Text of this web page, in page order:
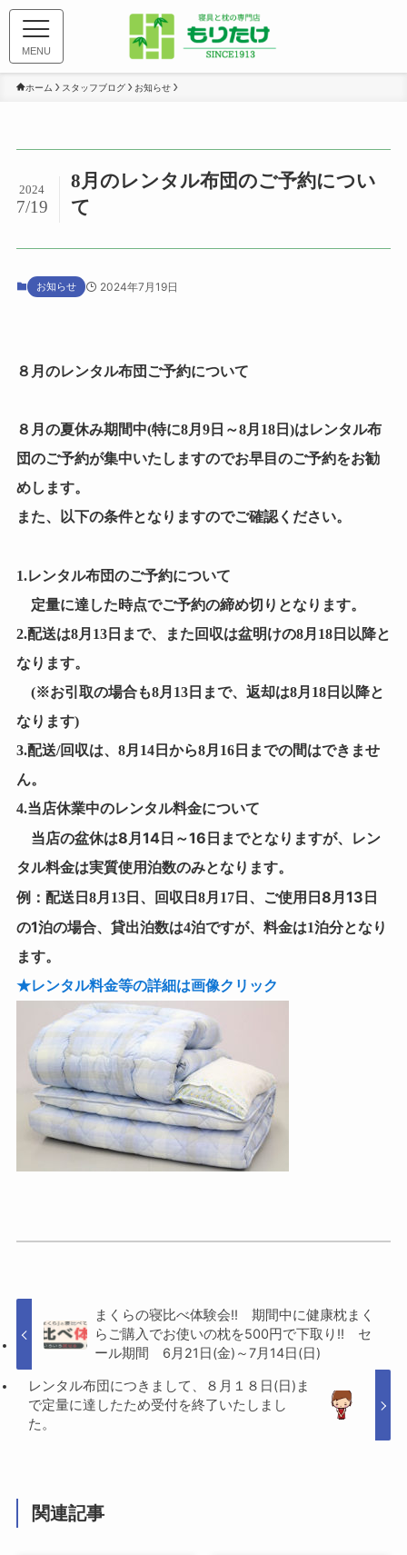
MENU
ホーム スタッフブログ お知らせ
8月のレンタル布団のご予約につい
て
2024
7/19
お知らせ 2024年7月19日
８月のレンタル布団ご予約について
８月の夏休み期間中(特に8月9日～8月18日)はレンタル布
団のご予約が集中いたしますのでお早目のご予約をお勧
めします。
また、以下の条件となりますのでご確認ください。
1.レンタル布団のご予約について
定量に達した時点でご予約の締め切りとなります。
2.配送は8月13日まで、また回収は盆明けの8月18日以降と
なります。
(※お引取の場合も8月13日まで、返却は8月18日以降と
なります)
3.配送/回収は、8月14日から8月16日までの間はできませ
ん。
4.当店休業中のレンタル料金について
当店の盆休は8月14日～16日までとなりますが、レン
タル料金は実質使用泊数のみとなります。
例：配送日8月13日、回収日8月17日、
ご使用日8月13日
の1泊の場合、貸出泊数は4泊ですが、料金は1泊分となり
ます。
★レンタル料金等の詳細は画像クリック
まくらの寝比べ体験会!! 期間中に健康枕まく
らご購入でお使いの枕を500円で下取り!! セ
ール期間 6月21日(金)～7月14日(日)
レンタル布団につきまして、８月１８日(日)ま
で定量に達したため受付を終了いたしまし
た。
関連記事